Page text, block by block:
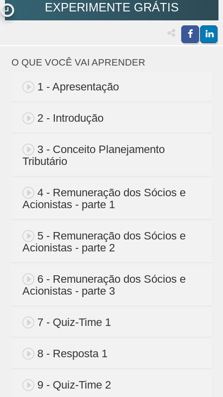
EXPERIMENTE GRÁTIS
O QUE VOCÊ VAI APRENDER
1 - Apresentação
2 - Introdução
3 - Conceito Planejamento
Tributário
4 - Remuneração dos Sócios e
Acionistas - parte 1
5 - Remuneração dos Sócios e
Acionistas - parte 2
6 - Remuneração dos Sócios e
Acionistas - parte 3
7 - Quiz-Time 1
8 - Resposta 1
9 - Quiz-Time 2